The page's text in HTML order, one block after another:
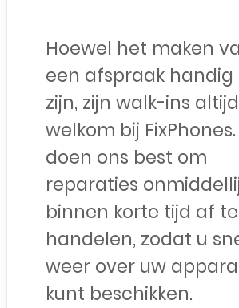
Hoewel het maken
een afspraak handig
zijn, zijn walk-ins altijd
welkom bij
doen ons best om
reparaties
binnen korte tijd af te
handelen, zodat u
weer over uw
kunt beschikken.